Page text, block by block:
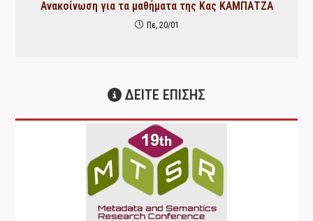
Ανακοίνωση για τα μαθήματα της Κας ΚΑΜΠΑΤΖΑ
Πε, 20/01
ΔΕΙΤΕ ΕΠΙΣΗΣ